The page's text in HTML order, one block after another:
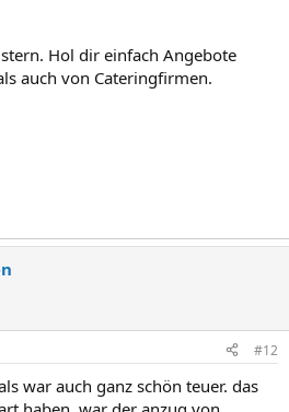
Hol dir einfach Angebote
auch von Cateringfirmen.
#12
war auch ganz schön teuer. das